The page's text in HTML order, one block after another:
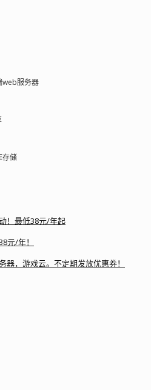
web服务器
存储
！最低38元/年起
元/年！
器，游戏云。不定期发放优惠券！